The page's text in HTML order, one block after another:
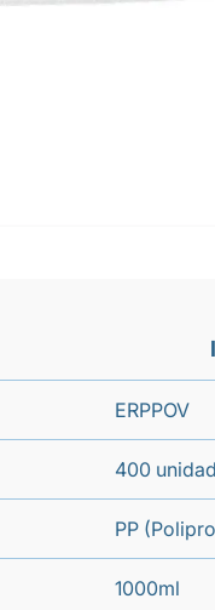
ERPPOV
400
PP
1000ml